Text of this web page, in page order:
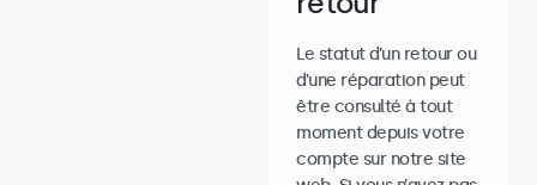
Le statut d’un retour ou
d’une réparation peut
être consulté à tout
moment depuis votre
compte sur notre site